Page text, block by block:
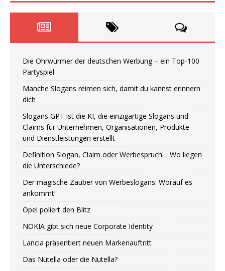
Die Ohrwürmer der deutschen Werbung – ein Top-100
Partyspiel
Manche Slogans reimen sich, damit du kannst erinnern
dich
Slogans GPT ist die KI, die einzigartige Slogans und
Claims für Unternehmen, Organisationen, Produkte
und Dienstleistungen erstellt
Definition Slogan, Claim oder Werbespruch… Wo liegen
die Unterschiede?
Der magische Zauber von Werbeslogans: Worauf es
ankommt!
Opel poliert den Blitz
NOKIA gibt sich neue Corporate Identity
Lancia präsentiert neuen Markenauftritt
Das Nutella oder die Nutella?